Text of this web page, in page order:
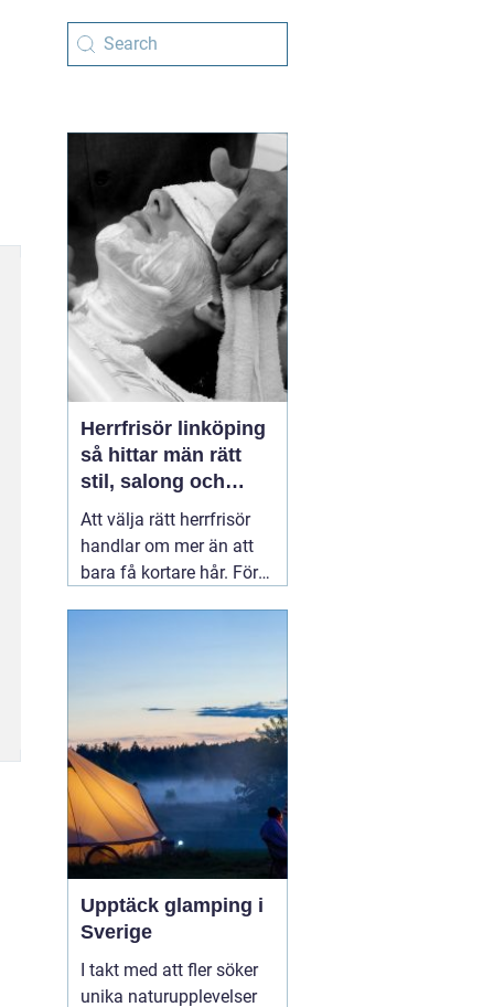
Herrfrisör linköping
så hittar män rätt
stil, salong och
upplevelse
Att välja rätt herrfrisör
handlar om mer än att
bara få kortare hår. För
och gå därifrån med en
stil som verkligen känns
rätt. 04 augusti 2026
Upptäck glamping i
Sverige
I takt med att fler söker
unika naturupplevelser